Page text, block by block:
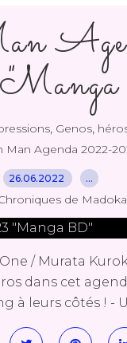
, Genos,
Man Agenda 2022-
26.06.2022 …
de Madoka
/ Murata
dans cet
à leurs côtés ! -